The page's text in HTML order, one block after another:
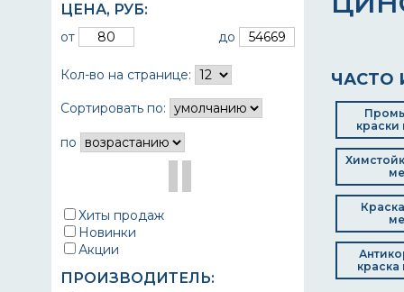
ЦЕНА, РУБ:
от до
Кол-во на странице:
Сортировать по:
по
Хиты продаж
Новинки
Акции
ПРОИЗВОДИТЕЛЬ:
ЧАСТО
краски
краска